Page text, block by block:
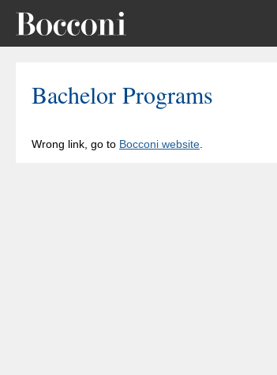
Bachelor Programs
Wrong link, go to Bocconi website